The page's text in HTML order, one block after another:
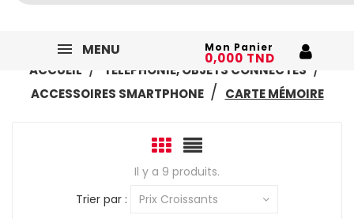
MENU Mon Panier
0,000 TND
ACCUEIL
TÉLÉPHONIE, OBJETS CONNECTÉS
ACCESSOIRES SMARTPHONE
CARTE MÉMOIRE
Il y a 9 produits.
Trier par :
Prix Croissants